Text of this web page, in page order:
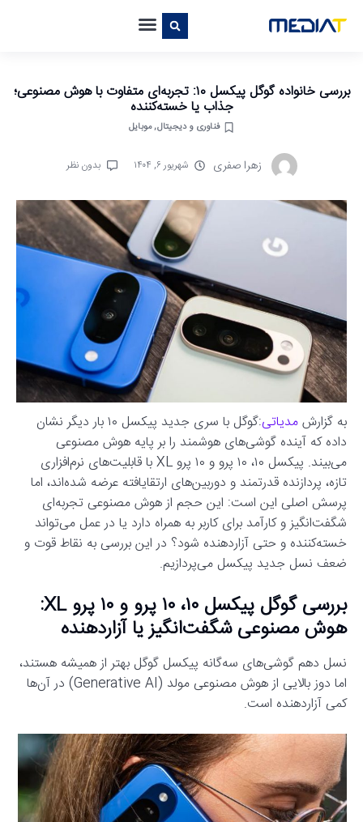
بررسی خانواده گوگل پیکسل ۱۰: تجربه‌ای متفاوت با هوش مصنوعی؛
جذاب یا خسته‌کننده
فناوری و دیجیتال,موبایل
زهرا صفری شهریور ۶, ۱۴۰۴ بدون نظر
به گزارشمدیاتی
:گوگل با سری جدید پیکسل ۱۰ بار دیگر نشان
داده که آینده گوشی‌های هوشمند را بر پایه هوش مصنوعی
می‌بیند. پیکسل ۱۰، ۱۰ پرو و ۱۰ پرو XL با قابلیت‌های نرم‌افزاری
تازه، پردازنده قدرتمند و دوربین‌های ارتقایافته عرضه شده‌اند، اما
پرسش اصلی این است: این حجم از هوش مصنوعی تجربه‌ای
شگفت‌انگیز و کارآمد برای کاربر به همراه دارد یا در عمل می‌تواند
خسته‌کننده و حتی آزاردهنده شود؟ در این بررسی به نقاط قوت و
ضعف نسل جدید پیکسل می‌پردازیم.
بررسی گوگل پیکسل ۱۰، ۱۰ پرو و ۱۰ پرو XL:
هوش مصنوعی شگفت‌انگیز یا آزاردهنده
نسل دهم گوشی‌های سه‌گانه پیکسل گوگل بهتر از همیشه هستند،
اما دوز بالایی از هوش مصنوعی مولد (Generative AI) در آن‌ها
کمی آزاردهنده است.